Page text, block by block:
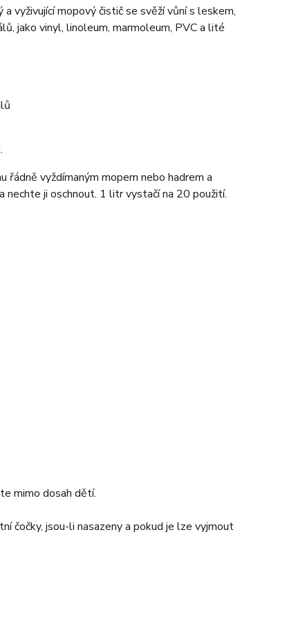
vyživující mopový čistič se svěží vůní s leskem,
jako vinyl, linoleum, marmoleum, PVC a lité
vyždímaným mopem nebo hadrem a
nechte ji oschnout. 1 litr vystačí na 20 použití.
mimo dosah dětí.
čočky, jsou-li nasazeny a pokud je lze vyjmout